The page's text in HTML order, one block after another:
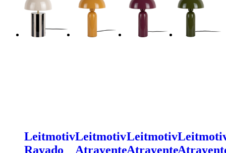
Leitmotiv
Rayado
Leitmotiv
Atrayente
Leitmotiv
Atrayente